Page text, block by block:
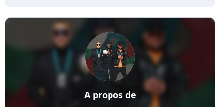
A propos de